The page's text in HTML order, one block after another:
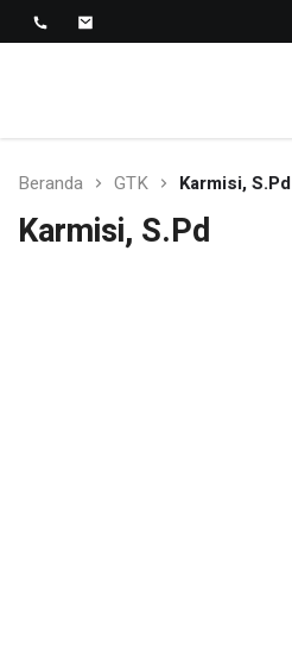
Beranda GTK Karmisi, S.Pd
Karmisi, S.Pd